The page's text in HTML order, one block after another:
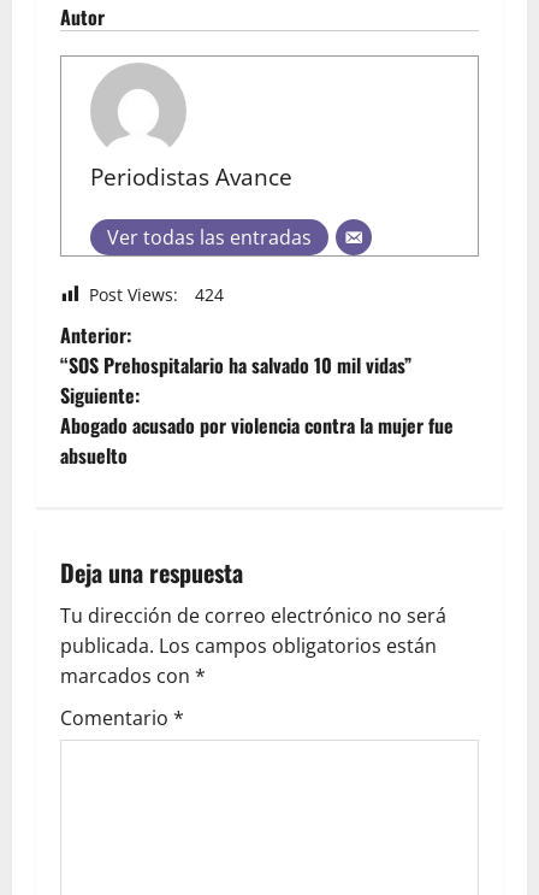
Autor
Periodistas Avance
Ver todas las entradas
Post Views: 424
Anterior:
“SOS Prehospitalario ha salvado 10 mil vidas”
Siguiente:
Abogado acusado por violencia contra la mujer fue
absuelto
Deja una respuesta
Tu dirección de correo electrónico no será
publicada. Los campos obligatorios están
marcados con *
Comentario *